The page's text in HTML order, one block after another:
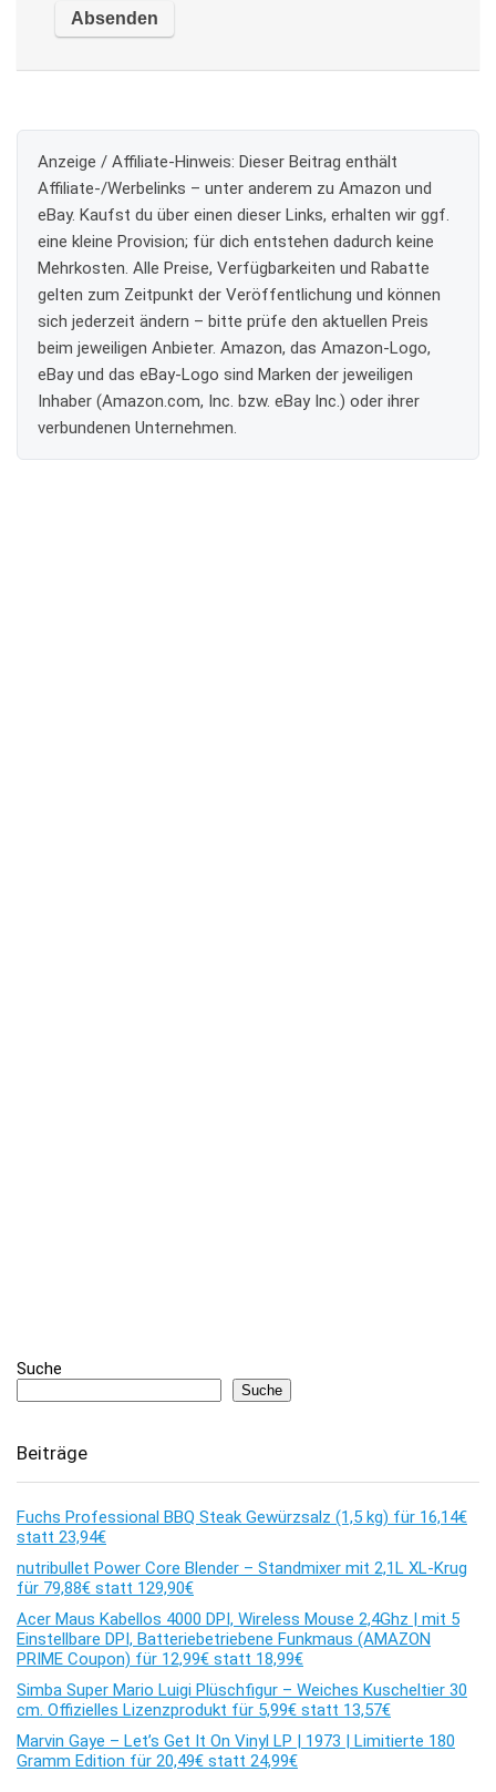
Anzeige / Affiliate-Hinweis: Dieser Beitrag enthält
Affiliate-/Werbelinks – unter anderem zu Amazon und
eBay. Kaufst du über einen dieser Links, erhalten wir ggf.
eine kleine Provision; für dich entstehen dadurch keine
Mehrkosten. Alle Preise, Verfügbarkeiten und Rabatte
gelten zum Zeitpunkt der Veröffentlichung und können
sich jederzeit ändern – bitte prüfe den aktuellen Preis
beim jeweiligen Anbieter. Amazon, das Amazon-Logo,
eBay und das eBay-Logo sind Marken der jeweiligen
Inhaber (Amazon.com, Inc. bzw. eBay Inc.) oder ihrer
verbundenen Unternehmen.
Suche
Suche
Beiträge
Fuchs Professional BBQ Steak Gewürzsalz (1,5 kg) für 16,14€
statt 23,94€
nutribullet Power Core Blender – Standmixer mit 2,1L XL-Krug
für 79,88€ statt 129,90€
Acer Maus Kabellos 4000 DPI, Wireless Mouse 2,4Ghz | mit 5
Einstellbare DPI, Batteriebetriebene Funkmaus (AMAZON
PRIME Coupon) für 12,99€ statt 18,99€
Simba Super Mario Luigi Plüschfigur – Weiches Kuscheltier 30
cm. Offizielles Lizenzprodukt für 5,99€ statt 13,57€
Marvin Gaye – Let’s Get It On Vinyl LP | 1973 | Limitierte 180
Gramm Edition für 20,49€ statt 24,99€